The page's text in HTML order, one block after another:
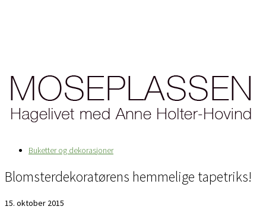
Buketter og dekorasjoner
Blomsterdekoratørens hemmelige tapetriks!
15. oktober 2015